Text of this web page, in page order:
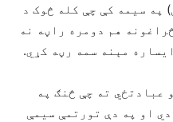
په سیمه کې چې کله څوک د
هم دومره راڼه نه
مېنه سمه رڼه کړي.
عبادتځي ته چې څنګ په
او په دې تورتمې سیمې